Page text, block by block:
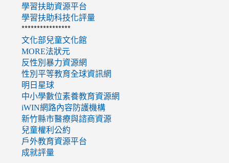
學習扶助資源平台
學習扶助科技化評量
****************
文化部兒童文化館
MORE法狀元
反性別暴力資源網
性別平等教育全球資訊網
明日星球
中小學數位素養教育資源網
iWIN網路內容防護機構
新竹縣市醫療與諮商資源
兒童權利公約
戶外教育資源平台
成就評量